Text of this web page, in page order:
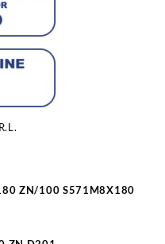
ZN/100 S571M8X180